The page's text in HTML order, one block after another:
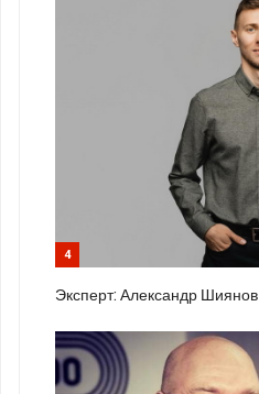
4
Эксперт: Александр Шиянов